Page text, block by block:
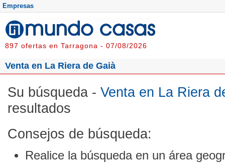
Empresas
897 ofertas en Tarragona - 07/08/2026
Venta en La Riera de Gaià
Su búsqueda - Venta en La Riera
resultados
Consejos de búsqueda:
Realice la búsqueda en un área